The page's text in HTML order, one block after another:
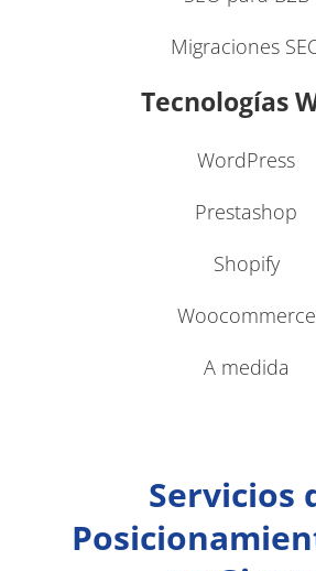
Migraciones
Tecnologías
WordPress
Prestashop
Shopify
Woocommerce
A medida
Servicios